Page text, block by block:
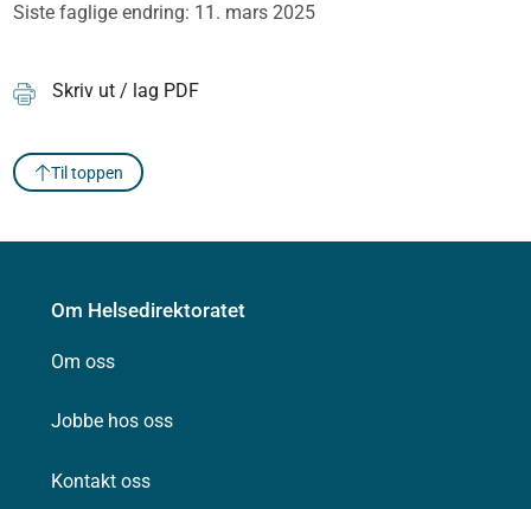
Siste faglige endring: 11. mars 2025
Skriv ut / lag PDF
Til toppen
Om Helsedirektoratet
Om oss
Jobbe hos oss
Kontakt oss